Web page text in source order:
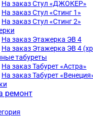
На заказ Стул «ДЖОКЕР»
На заказ Стул «Стинг 1»
На заказ Стул «Стинг 2»
На заказ Этажерка ЭВ 4
На заказ Этажерка ЭВ 4
табуреты
На заказ Табурет «Астра»
На заказ Табурет
ремонт